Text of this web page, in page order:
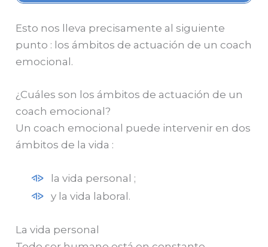
Esto nos lleva precisamente al siguiente
punto : los ámbitos de actuación de un coach
emocional.
¿Cuáles son los ámbitos de actuación de un
coach emocional?
Un coach emocional puede intervenir en dos
ámbitos de la vida :
la vida personal ;
y la vida laboral.
La vida personal